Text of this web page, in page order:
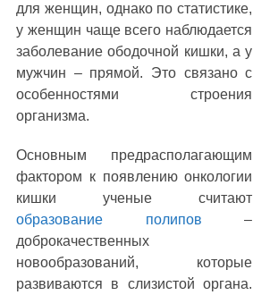
для женщин, однако по статистике,
у женщин чаще всего наблюдается
заболевание ободочной кишки, а у
мужчин – прямой. Это связано с
особенностями строения
организма.
Основным предрасполагающим
фактором к появлению онкологии
кишки ученые считают
образование полипов –
доброкачественных
новообразований, которые
развиваются в слизистой органа.